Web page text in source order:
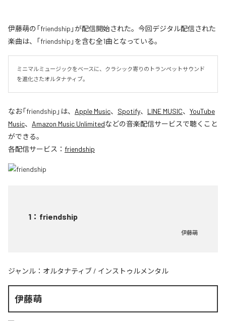
伊藤萌の「friendship」が配信開始された。今回デジタル配信された
楽曲は、「friendship」を含む全1曲となっている。
ミニマルミュージックをベースに、クラシック寄りのトランペットサウンド
を進化さたオルタナティブ。
なお「friendship 」は、 Apple Music、 Spotify、 LINE MUSIC、 YouTube
Music、 Amazon Music Unlimitedなどの音楽配信サービスで聴くこと
ができる。
各配信サービス： friendship
1 ： friendship
伊藤萌
ジャンル： オルタナティブ / インストゥルメンタル
伊藤萌